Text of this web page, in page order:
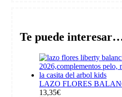
Te puede
LAZO FLORES
13,35€